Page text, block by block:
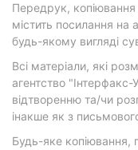
Передрук, копіювання
містить посилання на
будь-якому вигляді
Всі матеріали, які
агентство
відтворенню та/чи
інакше як з
Будь-яке копіювання,